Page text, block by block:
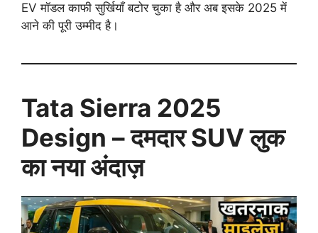
EV मॉडल काफी सुर्खियाँ बटोर चुका है और अब इसके 2025 में
आने की पूरी उम्मीद है।
Tata Sierra 2025
Design – दमदार SUV लुक
का नया अंदाज़